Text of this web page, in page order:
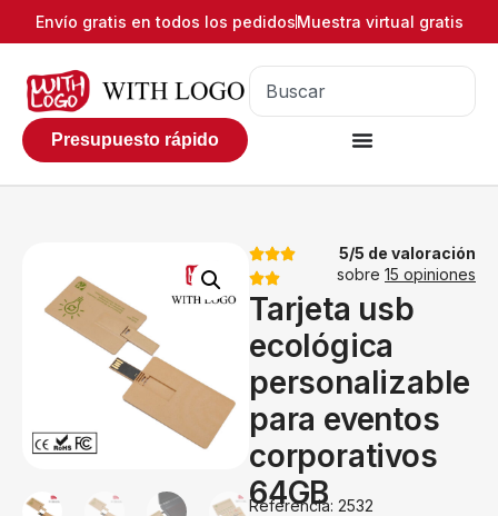
Envío gratis en todos los pedidosMuestra virtual gratis
Presupuesto rápido
5/5 de valoración
sobre 15 opiniones
Tarjeta usb
ecológica
personalizable
para eventos
corporativos
64GB
Referencia: 2532